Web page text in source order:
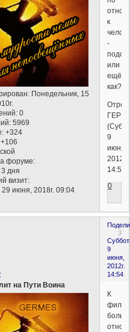
: Понедельник, 15
0
5969
+324
+106
форуме:
дня
визит:
июня, 2018г. 09:04
к
-
или
ещё
как?
9
июня,
2012г.
14:51)
0
3
9
июня,
2012г.
14:54
на Пути Воина
К